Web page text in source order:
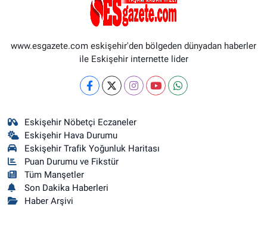
www.esgazete.com eskişehir'den bölgeden dünyadan haberler
ile Eskişehir internette lider
Eskişehir Nöbetçi Eczaneler
Eskişehir Hava Durumu
Eskişehir Trafik Yoğunluk Haritası
Puan Durumu ve Fikstür
Tüm Manşetler
Son Dakika Haberleri
Haber Arşivi